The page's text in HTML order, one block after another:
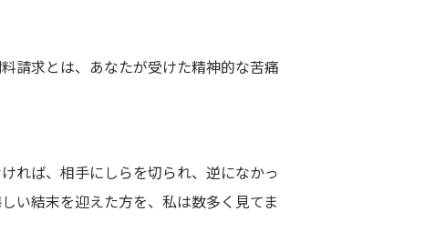
請求とは、あなたが受けた精神的な苦痛
れば、相手にしらを切られ、逆になかっ
い結末を迎えた方を、私は数多く見てま